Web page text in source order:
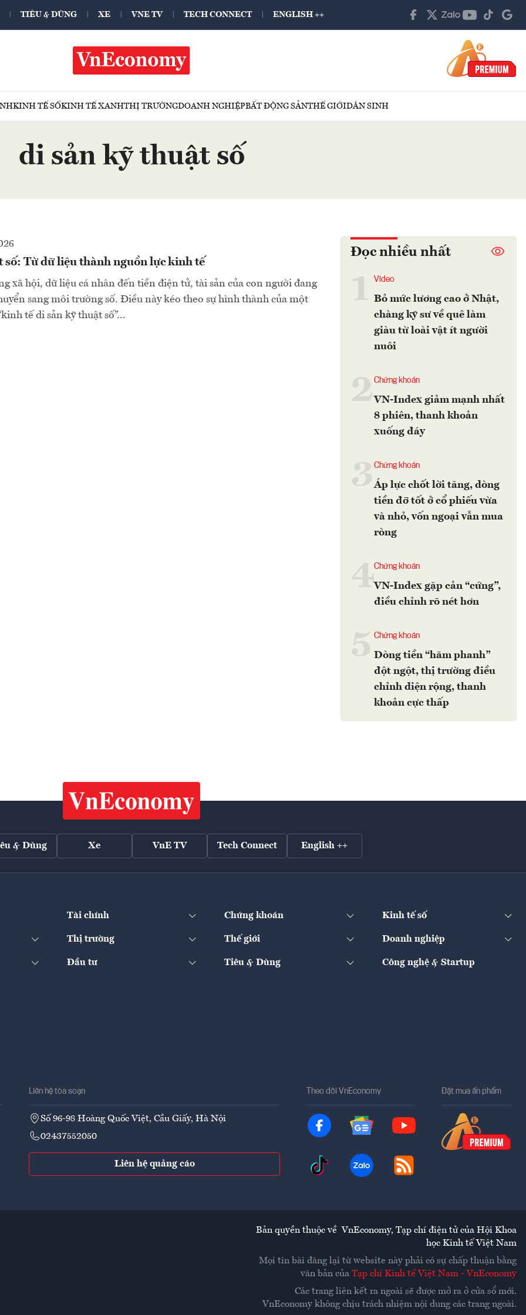
TIÊU & DÙNG XE VNE TV TECH CONNECT ENGLISH ++
KINH TẾ SỐKINH TẾ XANHTHỊ TRƯỜNGDOANH NGHIỆPBẤT ĐỘNG SẢNTHẾ GIỚIDÂN SINH
di sản kỹ thuật số
số: Từ dữ liệu thành nguồn lực kinh tế
xã hội, dữ liệu cá nhân đến tiền điện tử, tài sản của con người đang
sang môi trường số. Điều này kéo theo sự hình thành của một
tế di sản kỹ thuật số”...
Đọc nhiều nhất
Video
Bỏ mức lương cao ở Nhật,
chàng kỹ sư về quê làm
giàu từ loài vật ít người
nuôi
2Chứng khoán
VN-Index giảm mạnh nhất
8 phiên, thanh khoản
xuống đáy
Chứng khoán
Áp lực chốt lời tăng, dòng
tiền đỡ tốt ở cổ phiếu vừa
và nhỏ, vốn ngoại vẫn mua
ròng
4Chứng khoán
VN-Index gặp cản “cứng”,
điều chỉnh rõ nét hơn
Chứng khoán
Dòng tiền “hãm phanh”
đột ngột, thị trường điều
chỉnh diện rộng, thanh
khoản cực thấp
& Dùng Xe VnE TV Tech Connect English ++
Tài chính Chứng khoán Kinh tế số
Thị trường Thế giới Doanh nghiệp
Đầu tư Tiêu & Dùng Công nghệ & Startup
Liên hệ tòa soạn
Số 96-98 Hoàng Quốc Việt, Cầu Giấy, Hà Nội
02437552050
Liên hệ quảng cáo
Theo dõi VnEconomy Đặt mua ấn phẩm
Bản quyền thuộc về VnEconomy, Tạp chí điện tử của Hội Khoa
học Kinh tế Việt Nam
Mọi tin bài đăng lại từ website này phải có sự chấp thuận bằng
văn bản của Tạp chí Kinh tế Việt Nam - VnEconomy
Các trang liên kết ra ngoài sẽ được mở ra ở cửa sổ mới.
VnEconomy không chịu trách nhiệm nội dung các trang ngoài.